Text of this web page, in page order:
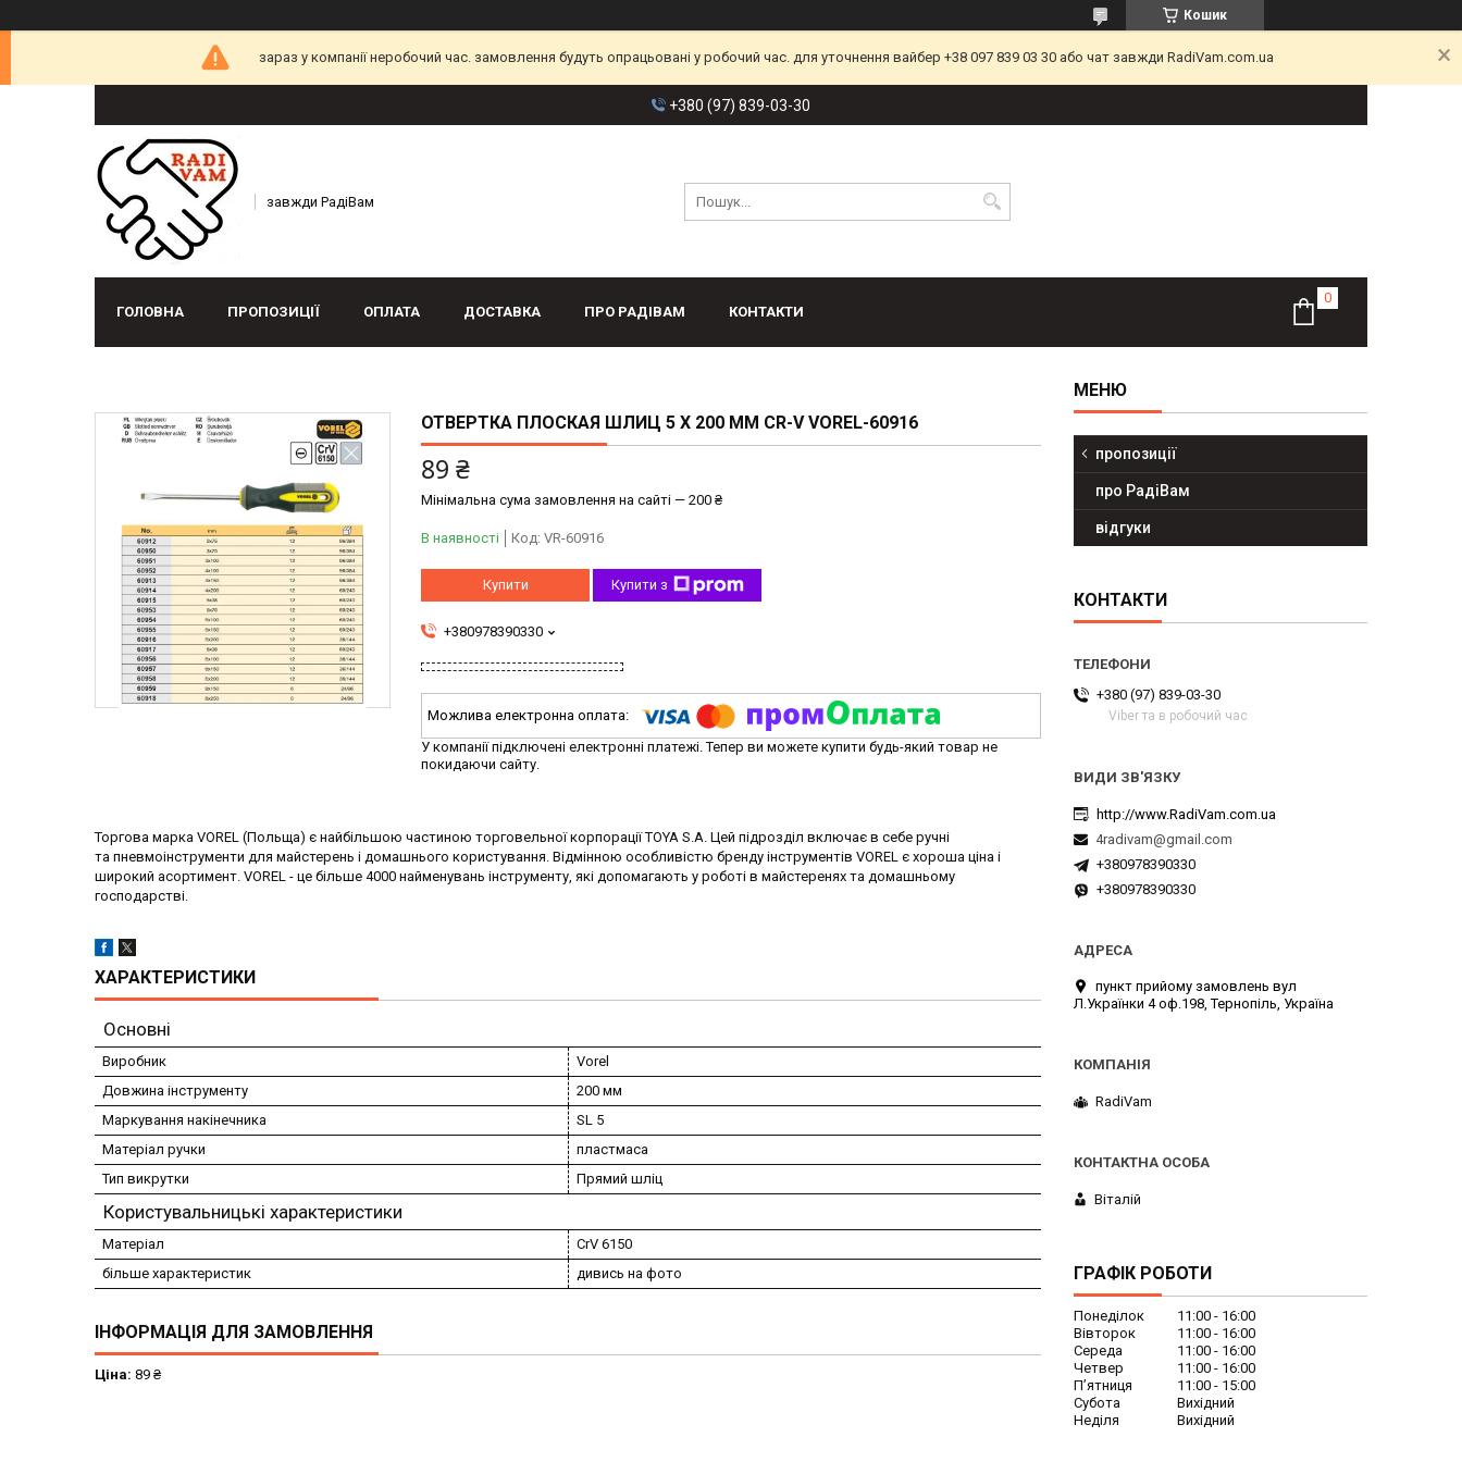
Кошик
зараз у компанії неробочий час. замовлення будуть опрацьовані у робочий час. для уточнення вайбер +38 097 839 03 30 або чат завжди RadiVam.com.ua
+380 (97) 839-03-30
завжди РадіВам
ГОЛОВНА ПРОПОЗИЦІЇ ОПЛАТА ДОСТАВКА ПРО РАДІВАМ КОНТАКТИ
ОТВЕРТКА ПЛОСКАЯ ШЛИЦ 5 Х 200 ММ CR-V VOREL-60916
89 ₴
Мінімальна сума замовлення на сайті — 200 ₴
В наявності Код: VR-60916
Купити Купити з
+380978390330
У компанії підключені електронні платежі. Тепер ви можете купити будь-який товар не
покидаючи сайту.
Торгова марка VOREL (Польща) є найбільшою частиною торговельної корпорації TOYA S.A. Цей підрозділ включає в себе ручні
та пневмоінструменти для майстерень і домашнього користування. Відмінною особливістю бренду інструментів VOREL є хороша ціна і
широкий асортимент. VOREL - це більше 4000 найменувань інструменту, які допомагають у роботі в майстеренях та домашньому
господарстві.
ХАРАКТЕРИСТИКИ
Основні
Виробник
Vorel
Довжина інструменту
200 мм
Маркування накінечника
SL 5
Матеріал ручки
пластмаса
Тип викрутки
Прямий шліц
Користувальницькі характеристики
Матеріал
CrV 6150
більше характеристик
дивись на фото
ІНФОРМАЦІЯ ДЛЯ ЗАМОВЛЕННЯ
Ціна: 89 ₴
пропозиції
про РадіВам
відгуки
КОНТАКТИ
+380 (97) 839-03-30
Viber та в робочий час
http://www.RadiVam.com.ua
4radivam@gmail.com
+380978390330
+380978390330
пункт прийому замовлень вул
Л.Українки 4 оф.198, Тернопіль, Україна
RadiVam
Віталій
ГРАФІК РОБОТИ
Понеділок 11:00
16:00
Вівторок
11:00
16:00
Середа
11:00
16:00
Четвер
11:00
16:00
Пʼятниця
11:00
15:00
Субота
Вихідний
Неділя
Вихідний